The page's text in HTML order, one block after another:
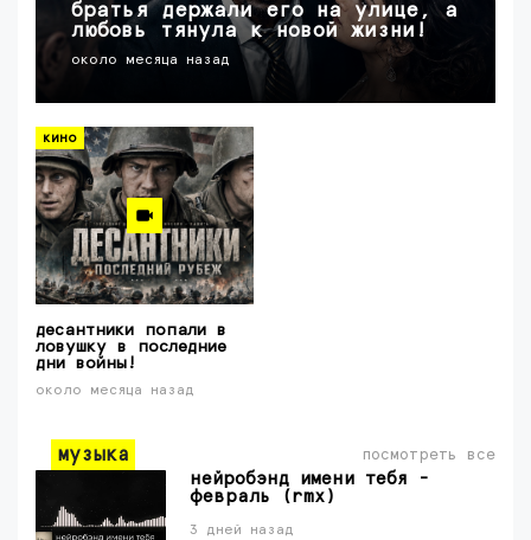
братья держали его на улице, а
любовь тянула к новой жизни!
около месяца назад
кино
десантники попали в
ловушку в последние
дни войны!
около месяца назад
музыка посмотреть все
нейробэнд имени тебя -
февраль (rmx)
3 дней назад